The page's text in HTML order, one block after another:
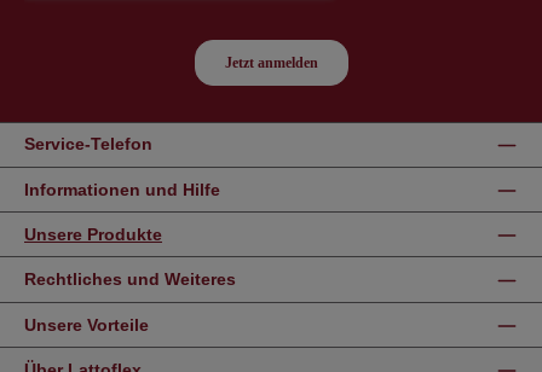
Service-Telefon
Informationen und Hilfe
Unsere Produkte
Rechtliches und Weiteres
Unsere Vorteile